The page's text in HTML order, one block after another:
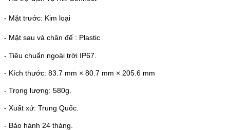
- Mặt trước: Kim loại
- Mặt sau và chân đế : Plastic
- Tiêu chuẩn ngoài trời IP67.
- Kích thước: 83.7 mm × 80.7 mm × 205.6 mm
- Trọng lượng: 580g.
- Xuất xứ: Trung Quốc.
- Bảo hành 24 tháng.